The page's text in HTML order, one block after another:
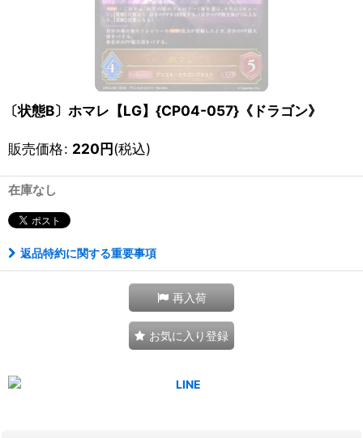
〔状態B〕ホマレ【LG】{CP04-057}《ドラゴン》
販売価格: 220円(税込)
在庫なし
返品特約に関する重要事項
再入荷
お気に入り登録